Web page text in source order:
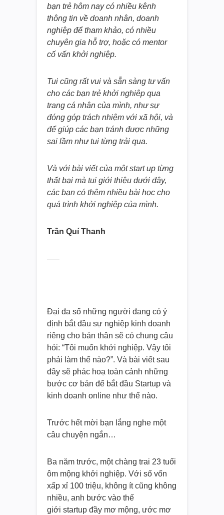
bạn trẻ hôm nay có nhiều kênh
thông tin về doanh nhân, doanh
nghiệp để tham khảo, có nhiều
chuyên gia hỗ trợ, hoặc có mentor
cố vấn khởi nghiệp.
Tui cũng rất vui và sẵn sàng tư vấn
cho các bạn trẻ khởi nghiêp qua
trang cá nhân của mình, như sự
đóng góp trách nhiệm với xã hội, và
để giúp các bạn tránh được những
sai lầm như tui từng trải qua.
Và với bài viết của một start up từng
thất bại mà tui giới thiệu dưới đây,
các bạn có thêm nhiều bài học cho
quá trình khởi nghiệp của mình.
Trần Quí Thanh
—–
Đại đa số những người đang có ý
định bắt đầu sự nghiệp kinh doanh
riêng cho bản thân sẽ có chung câu
hỏi: “Tôi muốn khởi nghiệp. Vậy tôi
phải làm thế nào?”. Và bài viết sau
đây sẽ phác hoạ toàn cảnh những
bước cơ bản để bắt đầu Startup và
kinh doanh online như thế nào.
Trước hết mời bạn lắng nghe một
câu chuyện ngắn…
Ba năm trước, một chàng trai 23 tuổi
ôm mộng khởi nghiệp. Với số vốn
xấp xỉ 100 triệu, không ít cũng không
nhiều, anh bước vào thế
giới startup đầy mơ mộng, ước mơ